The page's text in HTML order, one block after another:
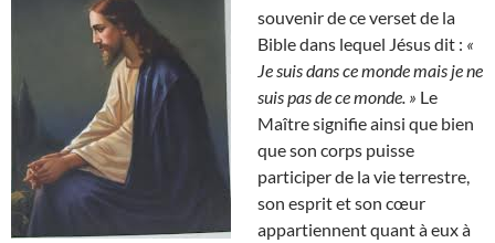
souvenir de ce verset de la
Bible dans lequel Jésus dit : «
Je suis dans ce monde mais je ne
suis pas de ce monde. » Le
Maître signifie ainsi que bien
que son corps puisse
participer de la vie terrestre,
son esprit et son cœur
appartiennent quant à eux à